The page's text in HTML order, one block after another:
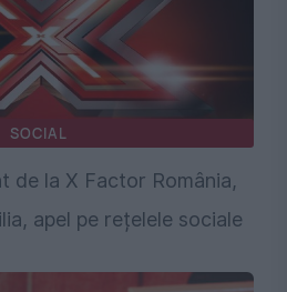
SOCIAL
de la X Factor România,
apel pe rețelele sociale